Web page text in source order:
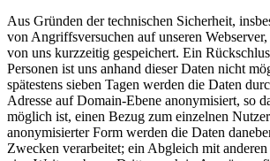
Aus Gründen der technischen Sicherheit,
von Angriffsversuchen auf unseren
von uns kurzzeitig gespeichert. Ein
Personen ist uns anhand dieser Daten nicht
spätestens sieben Tagen werden die Daten
Adresse auf Domain-Ebene anonymisiert, so
möglich ist, einen Bezug zum einzelnen
anonymisierter Form werden die Daten
Zwecken verarbeitet; ein Abgleich mit anderen